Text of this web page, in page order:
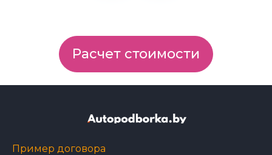
Расчет стоимости
Пример договора